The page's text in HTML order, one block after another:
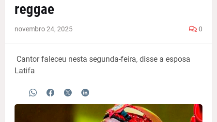
reggae
novembro 24, 2025 0
Cantor faleceu nesta segunda-feira, disse a esposa
Latifa